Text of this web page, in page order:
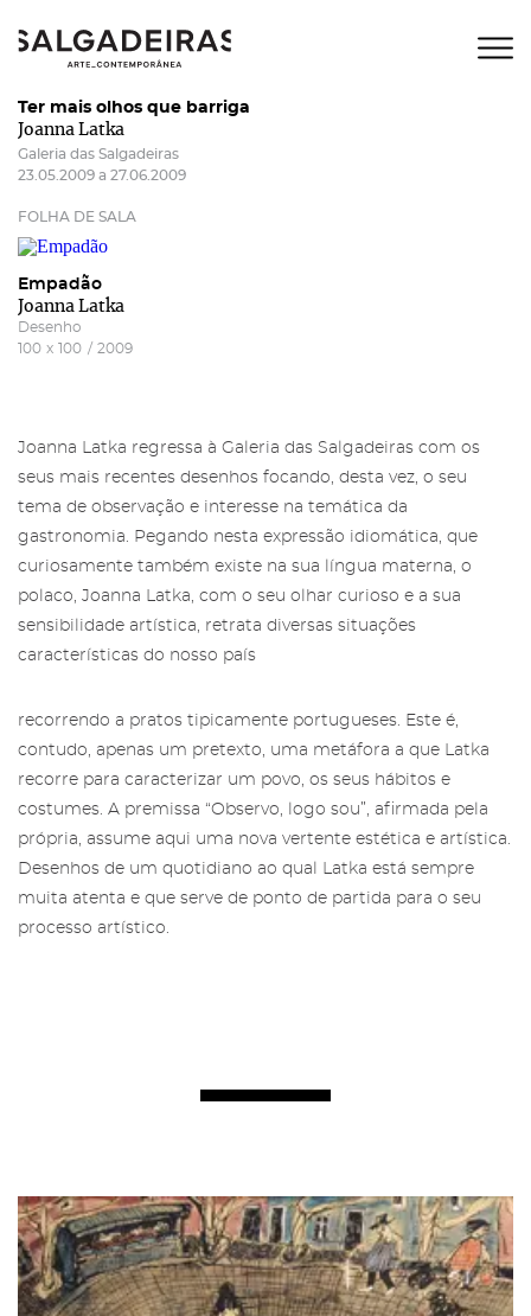
Ter mais olhos que barriga
Joanna Latka
Galeria das Salgadeiras
23.05.2009 a 27.06.2009
FOLHA DE SALA
Empadão
Joanna Latka
Desenho
100 x 100 / 2009
Joanna Latka regressa à Galeria das Salgadeiras com os
seus mais recentes desenhos focando, desta vez, o seu
tema de observação e interesse na temática da
gastronomia. Pegando nesta expressão idiomática, que
curiosamente também existe na sua língua materna, o
polaco, Joanna Latka, com o seu olhar curioso e a sua
sensibilidade artística, retrata diversas situações
características do nosso país
recorrendo a pratos tipicamente portugueses. Este é,
contudo, apenas um pretexto, uma metáfora a que Latka
recorre para caracterizar um povo, os seus hábitos e
costumes. A premissa “Observo, logo sou”, afirmada pela
própria, assume aqui uma nova vertente estética e artística.
Desenhos de um quotidiano ao qual Latka está sempre
muita atenta e que serve de ponto de partida para o seu
processo artístico.